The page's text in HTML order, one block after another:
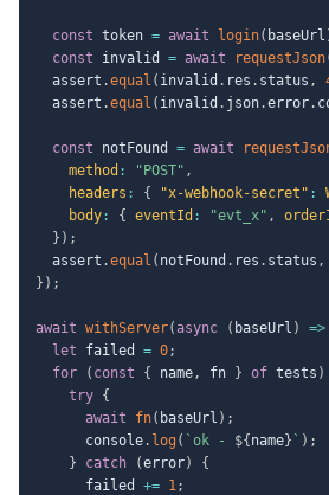
const token = await login( baseUrl
const invalid = await requestJson
  assert
.equal ( invalid . res . status ,
  assert
.equal ( invalid . json.error.
const notFound = await
method : "POST" ,
headers : { "x-webhook-secret" :
body : { eventId : "evt_x" ,
} ) ;
  assert
.equal ( notFound . res . status ,
} ) ;
await withServer( async ( baseUrl ) =>
let failed = 0;
for
( const { name, fn } of tests )
try {
await
fn( baseUrl ) ;
      console
. log ( ` ok - ${ name} ` ) ;
}
catch (error)
{
      failed
+= 1;